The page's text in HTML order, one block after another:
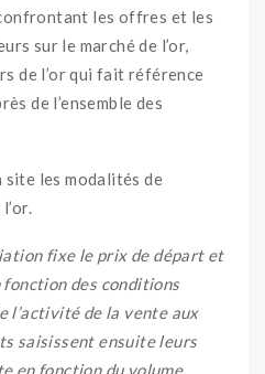
confrontant les offres et les
sur le marché de l’or,
de l’or qui fait référence
de l’ensemble des
site les modalités de
fixe le prix de départ et
des conditions
l’activité de la vente aux
saisissent ensuite leurs